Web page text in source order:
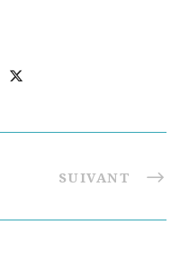
SUIVANT